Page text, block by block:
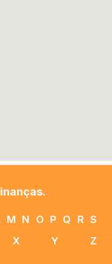
M N O P Q R S
X Y Z